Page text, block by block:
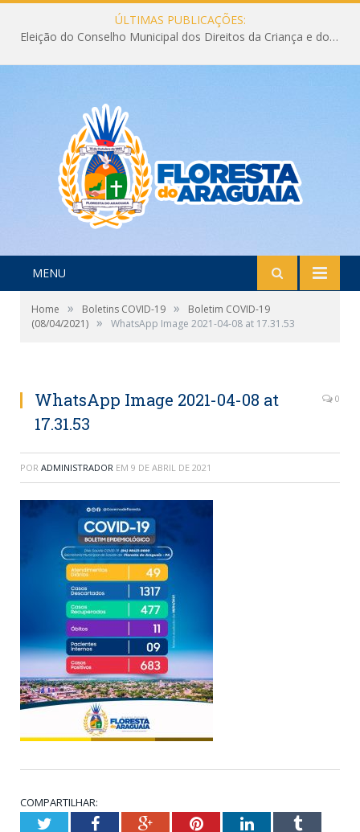
ÚLTIMAS PUBLICAÇÕES:
Eleição do Conselho Municipal dos Direitos da Criança e do Adolescente CMDCA 2026
MENU
Home » Boletins COVID-19 »
Boletim COVID-19
(08/04/2021) » WhatsApp Image 2021-04-08 at 17.31.53
WhatsApp Image 2021-04-08 at
17.31.53
0
POR ADMINISTRADOR EM 9 DE ABRIL DE 2021
COMPARTILHAR:
TwitterFacebookGoogle+PinterestLinkedInTumblr